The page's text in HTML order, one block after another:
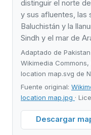
distinguir el norte
y sus afluentes, las
Baluchistán y la
Sindh y el mar de
Adaptado de
Wikimedia
location map.svg de
Fuente original:
location map.jpg ·
Descargar